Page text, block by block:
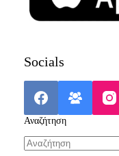
Socials
Αναζήτηση